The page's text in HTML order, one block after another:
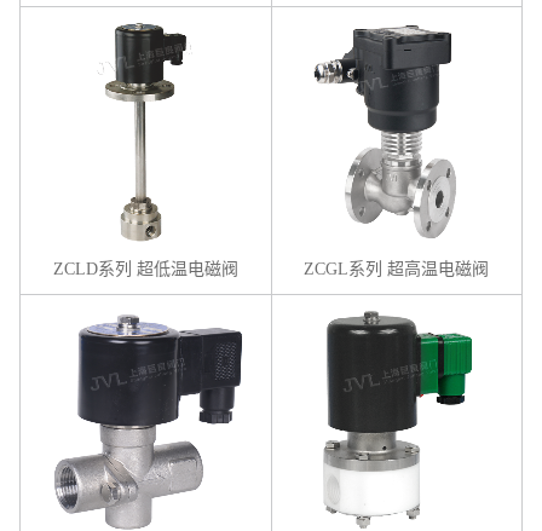
ZCLD系列 超低温电磁阀 ZCGL系列 超高温电磁阀